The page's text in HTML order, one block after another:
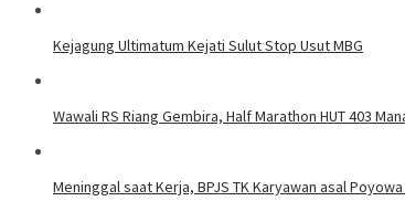
Kejagung Ultimatum Kejati Sulut Stop Usut MBG
Wawali RS Riang Gembira, Half Marathon HUT 403
Meninggal saat Kerja, BPJS TK Karyawan asal